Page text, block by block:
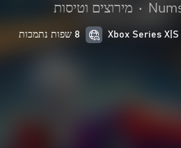
• מירוצים וטיסות
8 שפות נתמכות